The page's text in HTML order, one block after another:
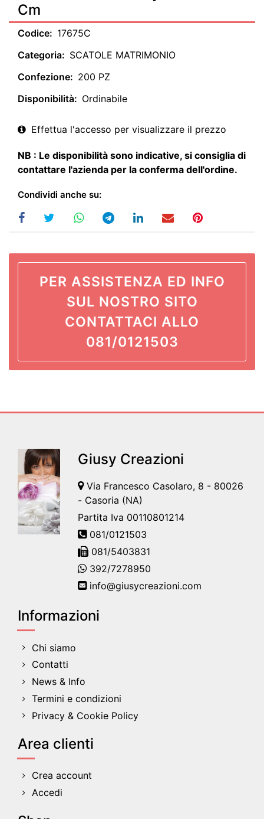
Cm
Codice: 17675C
Categoria: SCATOLE MATRIMONIO
Confezione: 200 PZ
Disponibilità: Ordinabile
Effettua l'accesso per visualizzare il prezzo
NB : Le disponibilità sono indicative, si consiglia di
contattare l'azienda per la conferma dell'ordine.
Condividi anche su:
PER ASSISTENZA ED INFO
SUL NOSTRO SITO
CONTATTACI ALLO
081/0121503
Giusy Creazioni
Via Francesco Casolaro, 8 - 80026
- Casoria (NA)
Partita Iva 00110801214
081/0121503
081/5403831
392/7278950
info@giusycreazioni.com
Informazioni
Chi siamo
Contatti
News & Info
Termini e condizioni
Privacy & Cookie Policy
Area clienti
Crea account
Accedi